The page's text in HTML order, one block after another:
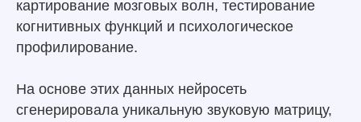
картирование мозговых волн, тестирование
когнитивных функций и психологическое
профилирование.
На основе этих данных нейросеть
сгенерировала уникальную звуковую матрицу,